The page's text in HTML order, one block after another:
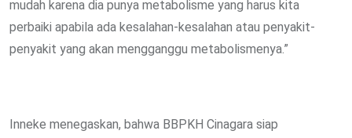
mudah karena dia punya metabolisme yang harus kita
perbaiki apabila ada kesalahan-kesalahan atau penyakit-
penyakit yang akan mengganggu metabolismenya.”
Inneke menegaskan, bahwa BBPKH Cinagara siap